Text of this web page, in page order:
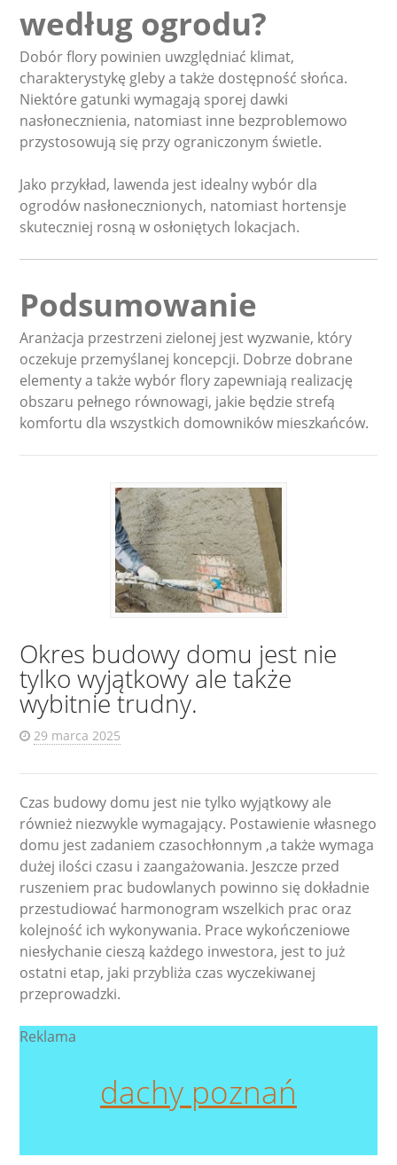
według ogrodu?
Dobór flory powinien uwzględniać klimat,
charakterystykę gleby a także dostępność słońca.
Niektóre gatunki wymagają sporej dawki
nasłonecznienia, natomiast inne bezproblemowo
przystosowują się przy ograniczonym świetle.
Jako przykład, lawenda jest idealny wybór dla
ogrodów nasłonecznionych, natomiast hortensje
skuteczniej rosną w osłoniętych lokacjach.
Podsumowanie
Aranżacja przestrzeni zielonej jest wyzwanie, który
oczekuje przemyślanej koncepcji. Dobrze dobrane
elementy a także wybór flory zapewniają realizację
obszaru pełnego równowagi, jakie będzie strefą
komfortu dla wszystkich domowników mieszkańców.
Okres budowy domu jest nie
tylko wyjątkowy ale także
wybitnie trudny.
29 marca 2025
Czas budowy domu jest nie tylko wyjątkowy ale
również niezwykle wymagający. Postawienie własnego
domu jest zadaniem czasochłonnym ,a także wymaga
dużej ilości czasu i zaangażowania. Jeszcze przed
ruszeniem prac budowlanych powinno się dokładnie
przestudiować harmonogram wszelkich prac oraz
kolejność ich wykonywania. Prace wykończeniowe
niesłychanie cieszą każdego inwestora, jest to już
ostatni etap, jaki przybliża czas wyczekiwanej
przeprowadzki.
Reklama
dachy poznań